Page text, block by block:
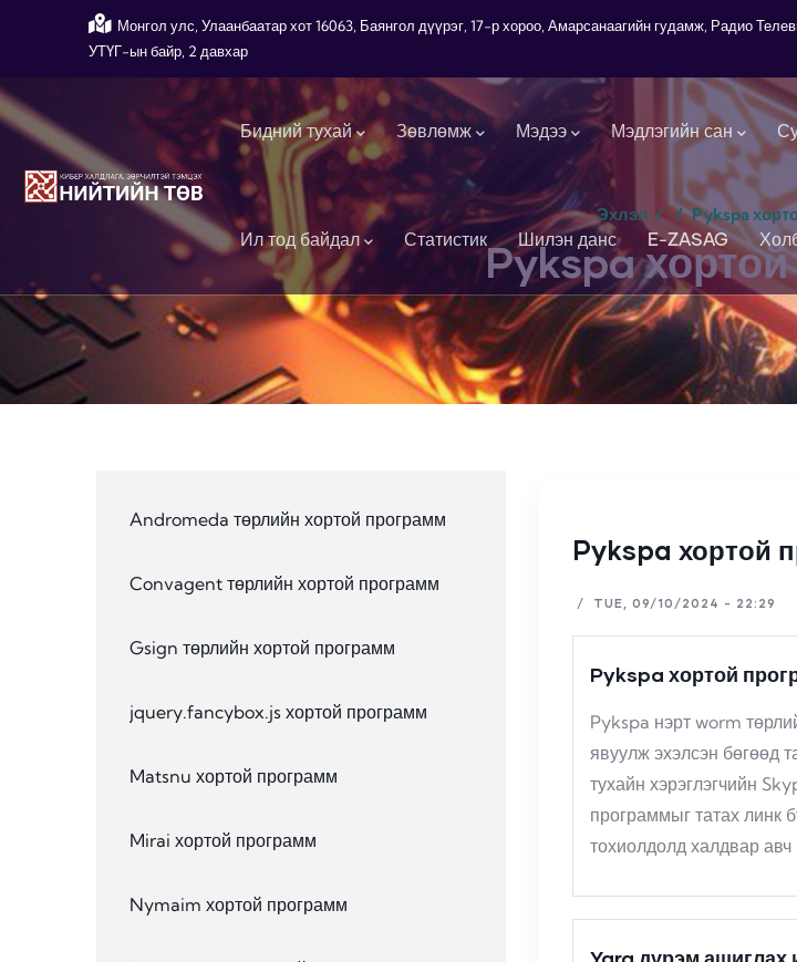
Skip to main contentМонгол улс, Улаанбаатар хот 16063, Баянгол дүүрэг, 17-р хороо, Амарсанаагийн гудамж, Радио
УТҮГ-ын байр, 2 давхар
Main navigation
Бидний тухай Зөвлөмж Мэдээ Мэдлэгийн сан
Ил тод байдал Статистик Шилэн данс E-ZASAG
Эхлэл / / Pykspa
Pykspa
Pykspa хортой
/ TUE, 09/10/2024 - 22:29
Pykspa хортой
Pykspa нэрт worm
явуулж эхэлсэн бөгөөд
тухайн хэрэглэгчийн
программыг татах линк
тохиолдолд халдвар
Andromeda төрлийн хортой программ
Convagent төрлийн хортой программ
Gsign төрлийн хортой программ
jquery.fancybox.js хортой программ
Matsnu хортой программ
Mirai хортой программ
Nymaim хортой программ